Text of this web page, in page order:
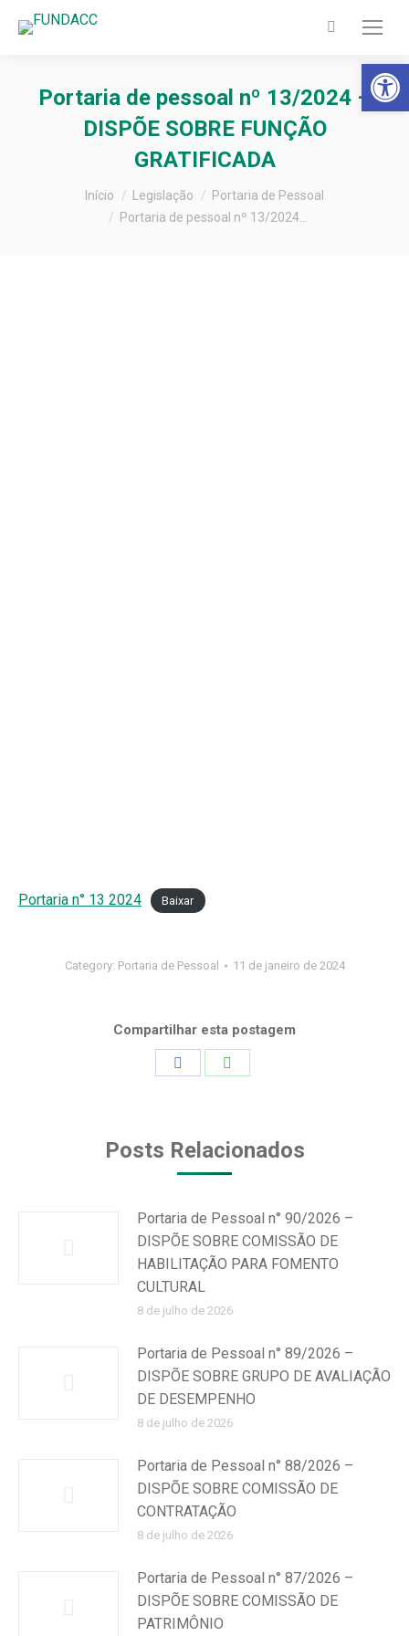
Search:
Portaria de pessoal nº 13/2024 –
DISPÕE SOBRE FUNÇÃO
GRATIFICADA
Você está aqui:
Início Legislação
Portaria de Pessoal
Portaria de pessoal nº 13/2024…
Portaria n° 13 2024 Baixar
Category: Portaria de Pessoal 11 de janeiro de 2024
Compartilhar esta postagem
Posts Relacionados
Portaria de Pessoal n° 90/2026 –
DISPÕE SOBRE COMISSÃO DE
HABILITAÇÃO PARA FOMENTO
CULTURAL
8 de julho de 2026
Portaria de Pessoal n° 89/2026 –
DISPÕE SOBRE GRUPO DE AVALIAÇÃO
DE DESEMPENHO
8 de julho de 2026
Portaria de Pessoal n° 88/2026 –
DISPÕE SOBRE COMISSÃO DE
CONTRATAÇÃO
8 de julho de 2026
Portaria de Pessoal n° 87/2026 –
DISPÕE SOBRE COMISSÃO DE
PATRIMÔNIO
Barra de